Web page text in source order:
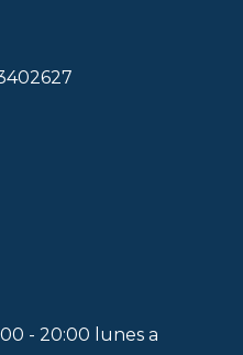
- 20:00 lunes a